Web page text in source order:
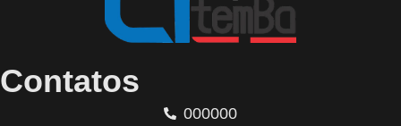
Contatos
000000